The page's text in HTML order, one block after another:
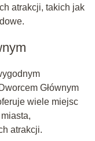
atrakcji, takich jak
Głównym
wiele miejsc
atrakcji.